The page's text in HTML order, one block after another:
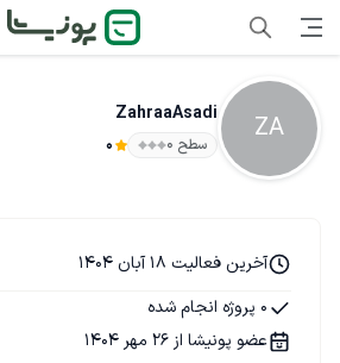
ZA
ZahraaAsadi
سطح ۰ 0
آخرین فعالیت 18 آبان 1404
0 پروژه انجام شده
عضو پونیشا از 26 مهر 1404